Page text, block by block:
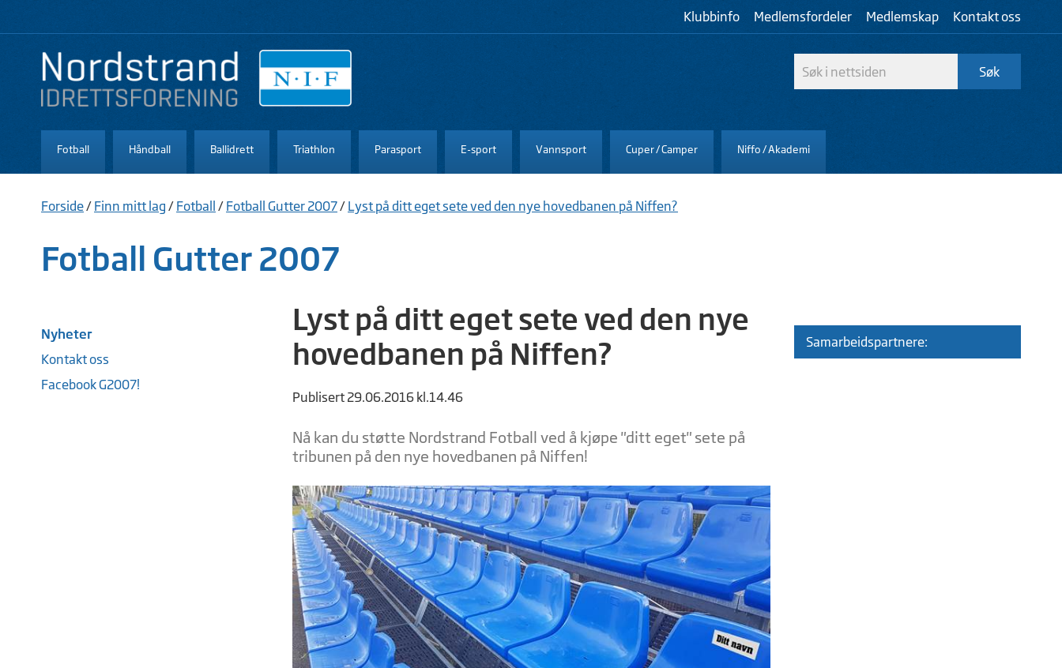
Klubbinfo Medlemsfordeler Medlemskap Kontakt oss
Fotball Håndball Ballidrett Triathlon Parasport E-sport Vannsport Cuper / Camper Niffo / Akademi
Forside/ Finn mitt lag / Fotball / Fotball Gutter 2007/ Lyst på ditt eget sete ved den nye hovedbanen på Niffen?
Fotball Gutter 2007
Nyheter
Kontakt oss
Facebook G2007!
Lyst på ditt eget sete ved den nye
hovedbanen på Niffen?
Publisert 29.06.2016 kl.14.46
Nå kan du støtte Nordstrand Fotball ved å kjøpe "ditt eget" sete på
tribunen på den nye hovedbanen på Niffen!
Samarbeidspartnere: